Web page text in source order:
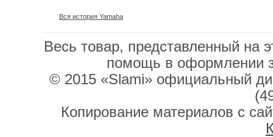
Вся история Yamaha
Весь товар, представленный на
помощь в оформлении
© 2015 «Slami» официальный
Копирование материалов с